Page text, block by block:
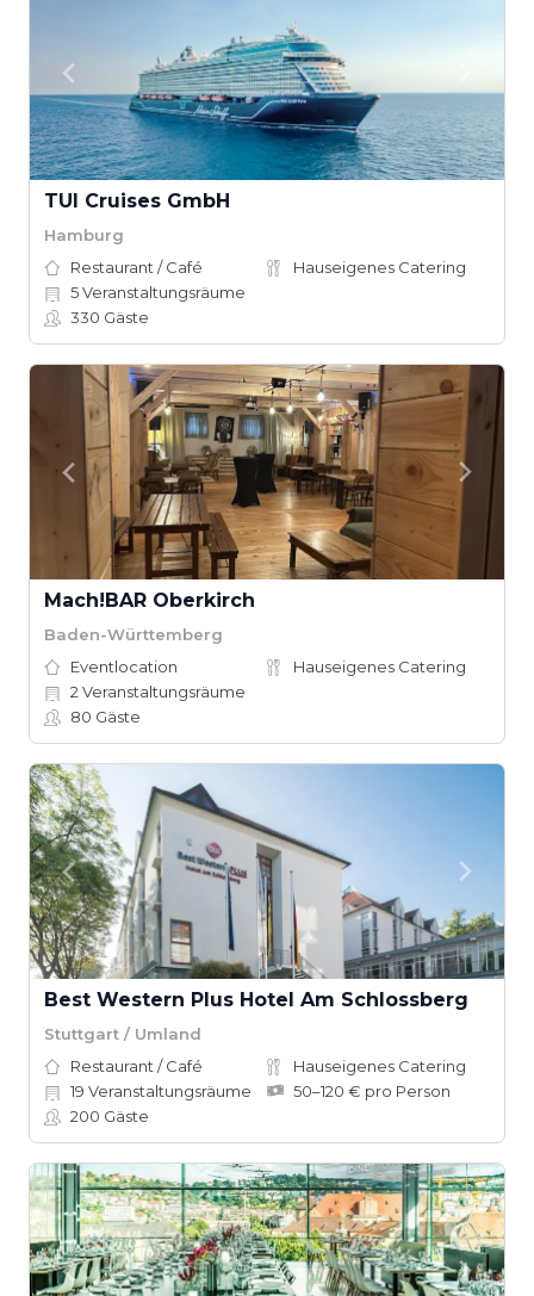
TUI Cruises GmbH
Hamburg
Restaurant / Café
Hauseigenes Catering
5Veranstaltungsräume
330 Gäste
Mach!BAR Oberkirch
Baden-Württemberg
Eventlocation
Hauseigenes Catering
2 Veranstaltungsräume
80 Gäste
Best Western Plus Hotel Am Schlossberg
Stuttgart / Umland
Restaurant / Café
Hauseigenes Catering
19 Veranstaltungsräume
50–120 € pro Person
200 Gäste